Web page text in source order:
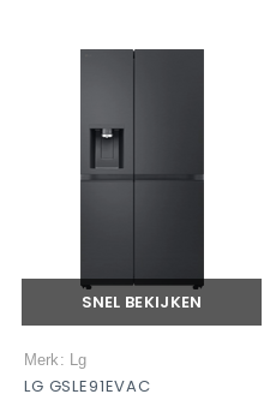
SNEL BEKIJKEN
Merk: Lg
LG GSLE91EVAC